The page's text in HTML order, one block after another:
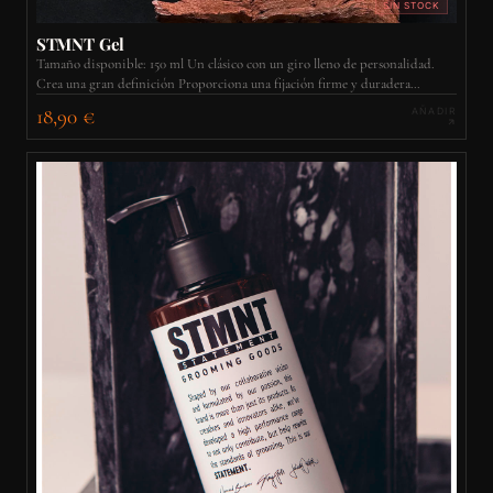
SIN STOCK
STMNT Gel
Tamaño disponible: 150 ml Un clásico con un giro lleno de personalidad.
Crea una gran definición Proporciona una fijación firme y duradera
Cepillable sin dejar residuos Fácil de eliminar mediante el lavado Fórmula
vegana* Fragancia exclusiva de Nomad Barber: una mezcla de especias,
lavanda y un toque de madera
18,90 € AÑADIR